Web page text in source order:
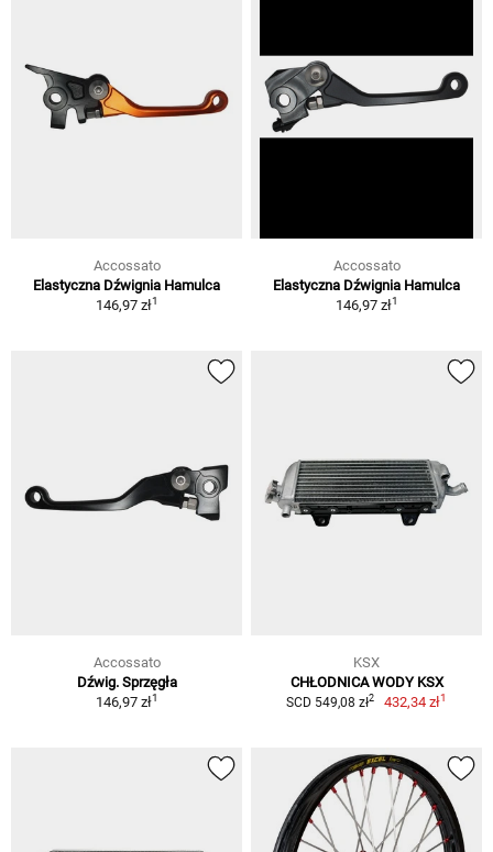
Accossato
Elastyczna Dźwignia Hamulca
146,97 zł1
Accossato
Elastyczna Dźwignia Hamulca
146,97 zł1
Accossato
Dźwig. Sprzęgła
146,97 zł1
KSX
CHŁODNICA WODY KSX
SCD 549,08 zł2 432,34 zł1